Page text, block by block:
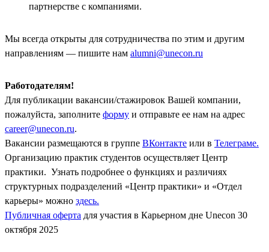
партнерстве с компаниями.
Мы всегда открыты для сотрудничества по этим и другим
направлениям — пишите нам alumni@unecon.ru
Работодателям!
Для публикации вакансии/стажировок Вашей компании,
пожалуйста, заполните форму и отправьте ее нам на адрес
career@unecon.ru.
Вакансии размещаются в группе ВКонтакте или в Телеграме.
Организацию практик студентов осуществляет Центр
практики. Узнать подробнее о функциях и различиях
структурных подразделений «Центр практики» и «Отдел
карьеры» можно здесь.
Публичная оферта для участия в Карьерном дне Unecon 30
октября 2025